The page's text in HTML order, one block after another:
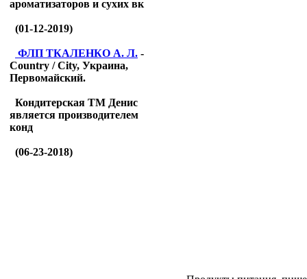
ароматизаторов и сухих вк
(01-12-2019)
ФЛП ТКАЛЕНКО А. Л. -
Country / City, Украина,
Первомайский.
Кондитерская ТМ Денис
является производителем
конд
(06-23-2018)